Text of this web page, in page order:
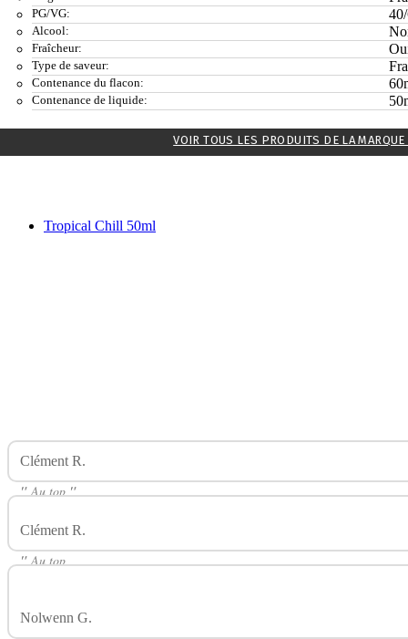
PG/VG:
Alcool:
Fraîcheur:
Type de saveur:
Contenance du flacon:
Contenance de liquide:
VOIR TOUS LES PRODUITS DE LA
Tropical Chill 50ml
Clément R.
" Au top "
Clément R.
" Au top
Nolwenn G.